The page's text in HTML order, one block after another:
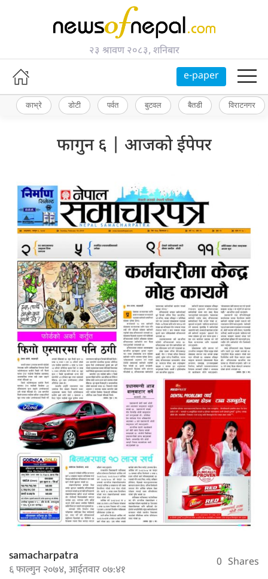
२३ श्रावण २०८३, शनिबार
e-paper
काभ्रे डोटी पर्वत बुटवल बैतडी विराटनगर
फागुन ६ | आजको ईपेपर
samacharpatra
६ फाल्गुन २०७४, आईतवार ०७:४१ 0 Shares